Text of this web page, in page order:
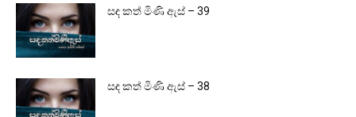
සඳ කත් මිණි ඇස් – 39
සඳ කත් මිණි ඇස් – 38